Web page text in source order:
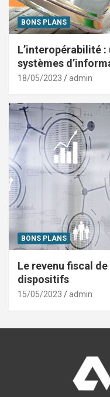
BONS PLANS
L’interopérabilité
systèmes
18/05/2023 admin
BONS PLANS
Le revenu fiscal
dispositifs
15/05/2023 admin